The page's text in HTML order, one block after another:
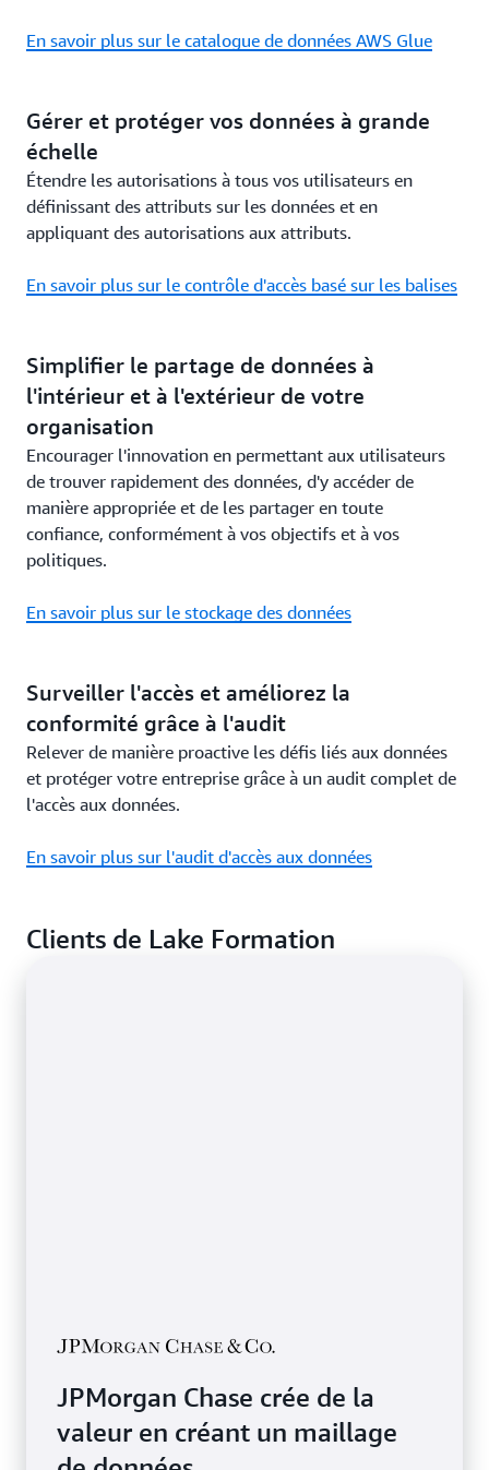
En savoir plus sur le catalogue de données AWS Glue
Gérer et protéger vos données à grande
échelle
Étendre les autorisations à tous vos utilisateurs en
définissant des attributs sur les données et en
appliquant des autorisations aux attributs.
En savoir plus sur le contrôle d'accès basé sur les balises
Simplifier le partage de données à
l'intérieur et à l'extérieur de votre
organisation
Encourager l'innovation en permettant aux utilisateurs
de trouver rapidement des données, d'y accéder de
manière appropriée et de les partager en toute
confiance, conformément à vos objectifs et à vos
politiques.
En savoir plus sur le stockage des données
Surveiller l'accès et améliorez la
conformité grâce à l'audit
Relever de manière proactive les défis liés aux données
et protéger votre entreprise grâce à un audit complet de
l'accès aux données.
En savoir plus sur l'audit d'accès aux données
Clients de Lake Formation
JPMorgan Chase crée de la
valeur en créant un maillage